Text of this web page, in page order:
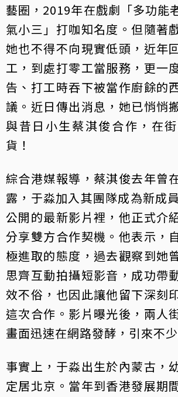
藝圈，2019年在戲劇「多功能
氣小三」打咖知名度。但隨著
她也不得不向現實低頭，近年
工，到處打零工當服務，更一
告、打工時吞下被當作廚餘的
議。近日傳出消息，她已悄悄
與昔日小生蔡淇俊合作，在
貨！
綜合港媒報導，蔡淇俊去年曾
露，于淼加入其團隊成為新成
公開的最新影片裡，他正式介
分享雙方合作契機。他表示，
極進取的態度，過去觀察到她
思齊互動拍攝短影音，成功帶
效不俗，也因此讓他留下深刻
這次合作。影片曝光後，兩人
畫面迅速在網路發酵，引來不
事實上，于淼出生於內蒙古，
定居北京。當年到香港發展期